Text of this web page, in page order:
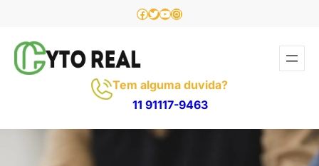
Facebook
Twitter
Youtube
Instagram
Tem alguma duvida?
11 91117-9463